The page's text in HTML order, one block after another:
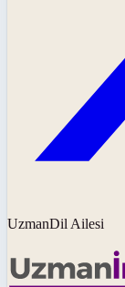
UzmanDil Ailesi